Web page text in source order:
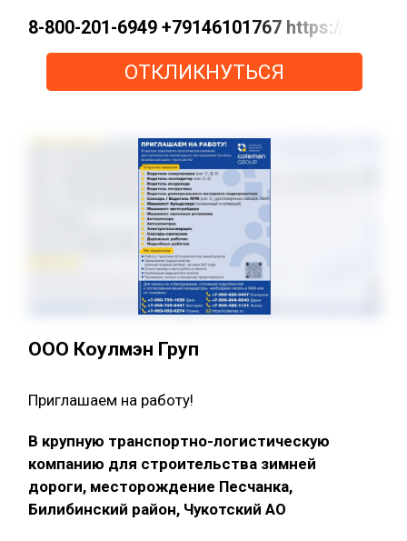
8-800-201-6949 +79146101767 https://
ОТКЛИКНУТЬСЯ
ООО Коулмэн Груп
Приглашаем на работу!
В крупную транспортно-логистическую
компанию для строительства зимней
дороги, месторождение Песчанка,
Билибинский район, Чукотский АО